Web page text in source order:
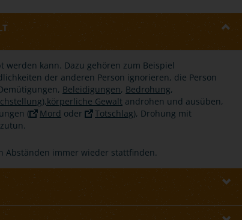
werden kann. Dazu gehören zum Beispiel
der anderen Person ignorieren, die Person
Beleidigungen, Bedrohung,
körperliche Gewalt androhen und ausüben,
( Mord oder Totschlag), Drohung mit
Abständen immer wieder stattfinden.